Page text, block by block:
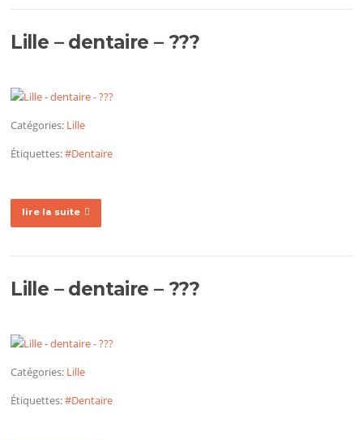
Lille – dentaire – ???
Catégories: Lille
Étiquettes:#Dentaire
lire la suite
Lille – dentaire – ???
Catégories: Lille
Étiquettes:#Dentaire